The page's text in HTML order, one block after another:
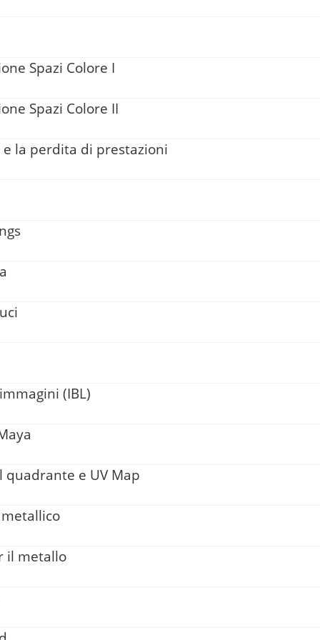
Spazi Colore I
Spazi Colore II
la perdita di prestazioni
(IBL)
quadrante e UV Map
il metallo